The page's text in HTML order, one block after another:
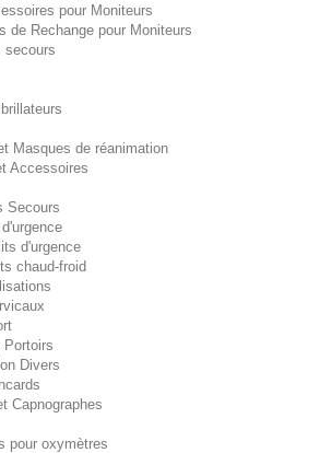
pour Moniteurs
de Rechange pour Moniteurs
secours
Masques de réanimation
Accessoires
Secours
d'urgence
chaud-froid
Portoirs
Divers
Capnographes
pour oxymètres